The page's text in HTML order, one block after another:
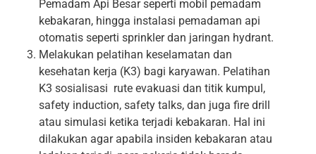
Pemadam Api Besar seperti mobil pemadam
kebakaran, hingga instalasi pemadaman api
otomatis seperti sprinkler dan jaringan hydrant.
Melakukan pelatihan keselamatan dan
kesehatan kerja (K3) bagi karyawan. Pelatihan
K3 sosialisasi rute evakuasi dan titik kumpul,
safety induction, safety talks, dan juga fire drill
atau simulasi ketika terjadi kebakaran. Hal ini
dilakukan agar apabila insiden kebakaran atau